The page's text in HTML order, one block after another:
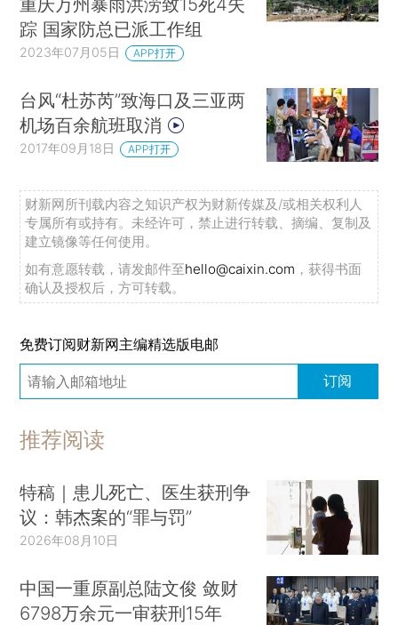
门，等待命令随时拆除，将上游来水引入蓄滞洪
区。
区。财新31日晚10时许致电下窝头镇政府，其工作
人员表示青甸洼属于蓄滞洪区，亦在做泄洪准备，
但目前不便披露具体情况。■
更多报道详见：【专题新闻】现场·原创：华北
洪水直击
踪 国家防总已派工作组
2023年07月05日 APP打开
台风“杜苏芮”致海口及三亚两
机场百余航班取消
2017年09月18日 APP打开
财新网所刊载内容之知识产权为财新传媒及/或相关权利人
专属所有或持有。未经许可，禁止进行转载、摘编、复制及
建立镜像等任何使用。
如有意愿转载，请发邮件至hello@caixin.com ，获得书面
确认及授权后，方可转载。
免费订阅财新网主编精选版电邮
订阅
推荐阅读
特稿｜患儿死亡、医生获刑争
议：韩杰案的“罪与罚”
2026年08月10日
中国一重原副总陆文俊 敛财
6798万余元一审获刑15年